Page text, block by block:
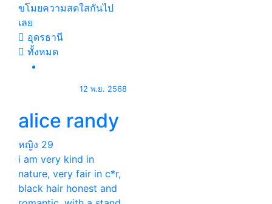
ขโมยความสดใสกันไป
เลย
อุดรธานี
ทั้งหมด
12 พ.ย. 2568
alice randy
หญิง 29
i am very kind in
nature, very fair in c*r,
black hair honest and